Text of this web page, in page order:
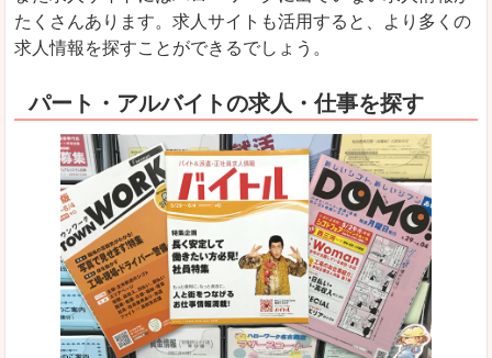
たくさんあります。求人サイトも活用すると、より多くの
求人情報を探すことができるでしょう。
パート・アルバイトの求人・仕事を探す